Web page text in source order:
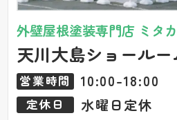
外壁屋根塗装専門店 ミタ
天川大島ショールー
営業時間 10:00-18:00
定休日 水曜日定休